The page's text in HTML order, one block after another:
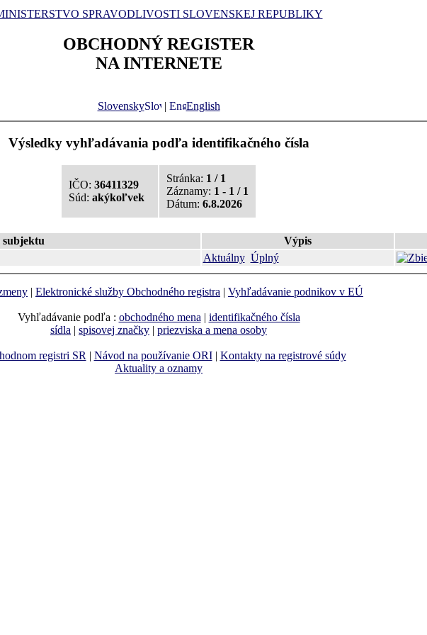
SPRAVODLIVOSTI SLOVENSKEJ REPUBLIKY
OBCHODNÝ REGISTER
NA INTERNETE
Slovensky | English
Výsledky vyhľadávania podľa identifikačného čísla
IČO: 36411329
Súd: akýkoľvek
Stránka: 1 / 1
Záznamy: 1 - 1 / 1
Dátum: 6.8.2026
subjektu Výpis
Aktuálny Úplný
| Elektronické služby Obchodného registra | Vyhľadávanie podnikov v EÚ
Vyhľadávanie podľa : obchodného mena| identifikačného čísla
sídla | spisovej značky | priezviska a mena osoby
registri SR| Návod na používanie ORI| Kontakty na registrové súdy
Aktuality a oznamy